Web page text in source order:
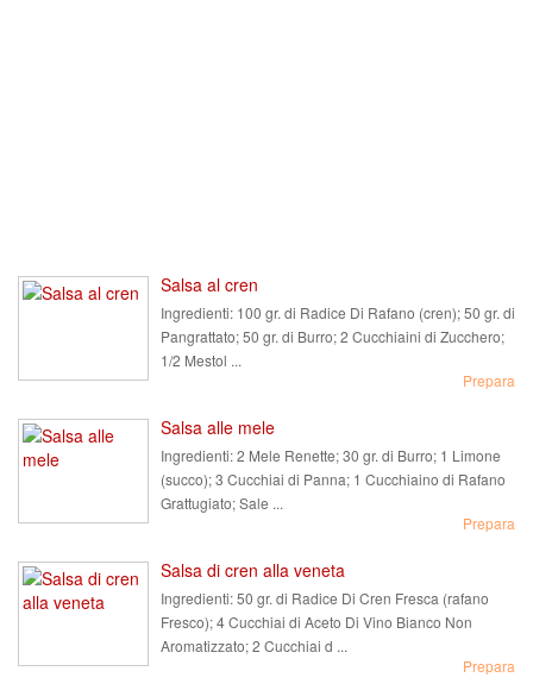
Salsa al cren
Ingredienti: 100 gr. di Radice Di Rafano (cren); 50 gr. di
Pangrattato; 50 gr. di Burro; 2 Cucchiaini di Zucchero;
1/2 Mestol ...
Prepara
Salsa alle mele
Ingredienti:2 Mele Renette; 30 gr. di Burro; 1 Limone
(succo); 3 Cucchiai di Panna; 1 Cucchiaino di Rafano
Grattugiato; Sale ...
Prepara
Salsa di cren alla veneta
Ingredienti:50 gr. di Radice Di Cren Fresca (rafano
Fresco); 4 Cucchiai di Aceto Di Vino Bianco Non
Aromatizzato; 2 Cucchiai d ...
Prepara